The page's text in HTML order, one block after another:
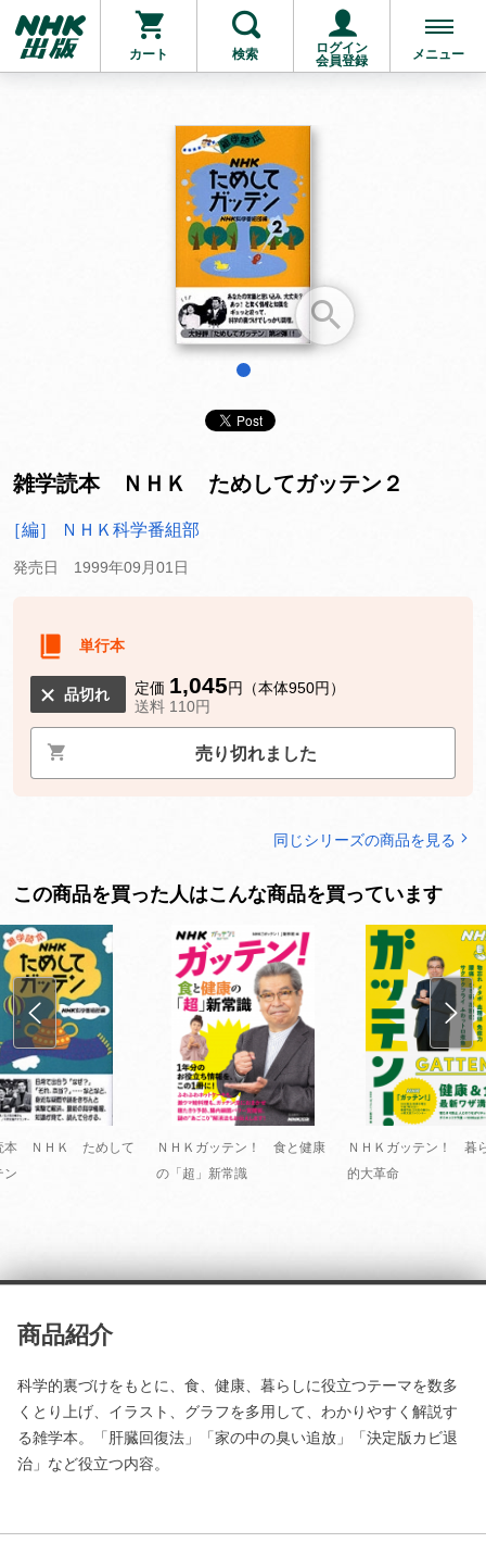
カート 検索
ログイン
会員登録
メニュー
お支払いに進む
他にも商品を買う
雑学読本 ＮＨＫ ためしてガッテン２
［編］ ＮＨＫ科学番組部
発売日 1999年09月01日
単行本
品切れ 定価 1,045円（本体950円）
送料 110円
売り切れました
同じシリーズの商品を見る
この商品を買った人はこんな商品を買っています
本 ＮＨＫ ためして
ン
ＮＨＫガッテン！ 食と健康
の「超」新常識
ＮＨＫガッテン！ 暮
的大革命
商品紹介
科学的裏づけをもとに、食、健康、暮らしに役立つテーマを数多
くとり上げ、イラスト、グラフを多用して、わかりやすく解説す
る雑学本。「肝臓回復法」「家の中の臭い追放」「決定版カビ退
治」など役立つ内容。